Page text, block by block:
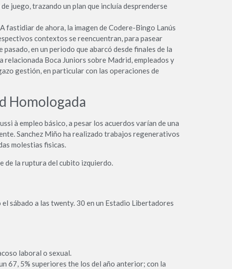
juego, trazando un plan que incluía desprenderse
fastidiar de ahora, la imagen de Codere-Bingo Lanús
contextos se reencuentran, para pasear
en un periodo que abarcó desde finales de la
Boca Juniors sobre Madrid, empleados y
gestión, en particular con las operaciones de
Homologada
à empleo básico, a pesar los acuerdos varían de una
Sanchez Miño ha realizado trabajos regenerativos
molestias fisicas.
de la ruptura del cubito izquierdo.
sábado a las twenty. 30 en un Estadio Libertadores
laboral o sexual.
67, 5% superiores the los del año anterior; con la